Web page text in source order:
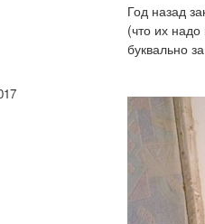
Год назад
(что их
буквально